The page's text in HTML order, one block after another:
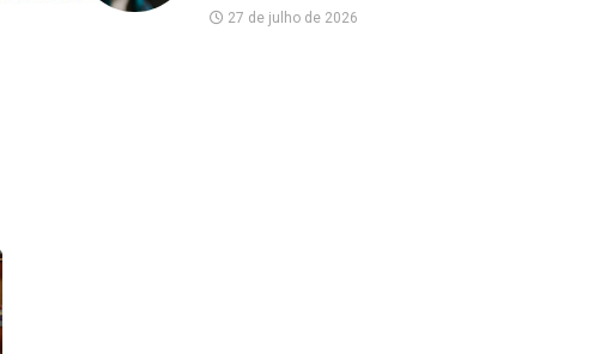
27 de julho de 2026